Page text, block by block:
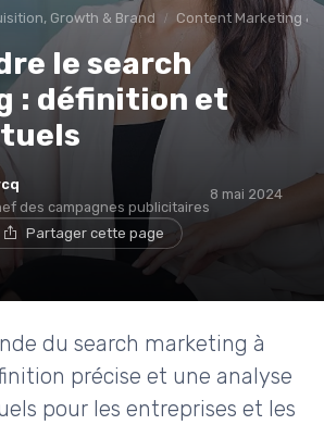
Growth & Brand Content Marketing &
le search
: définition et
des campagnes publicitaires
8 mai 2024
Partager cette page
du search marketing à
précise et une analyse
pour les entreprises et les